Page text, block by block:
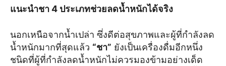
แนะนำชา 4 ประเภทช่วยลดน้ำหนักได้จริง
นอกเหนือจากน้ำเปล่า ซึ่งดีต่อสุขภาพและผู้ที่กำลังลด
น้ำหนักมากที่สุดแล้ว “ชา” ยังเป็นเครื่องดื่มอีกหนึ่ง
ชนิดที่ผู้ที่กำลังลดน้ำหนักไม่ควรมองข้ามอย่างเด็ด